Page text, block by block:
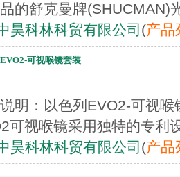
的舒克曼牌(SHUCMAN)
昊科林科贸有限公司 (产品
可视喉镜套装
明：以色列EVO2-可视
可视喉镜采用独特的专利
昊科林科贸有限公司 (产品